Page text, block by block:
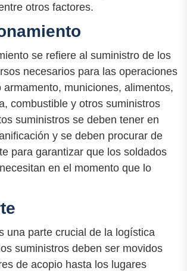
otros factores.
se refiere al suministro de los
necesarios para las operaciones
armamento, municiones, alimentos,
combustible y otros suministros
suministros se deben tener en
y se deben procurar de
para garantizar que los soldados
en el momento que lo
una parte crucial de la logística
suministros deben ser movidos
de acopio hasta los lugares